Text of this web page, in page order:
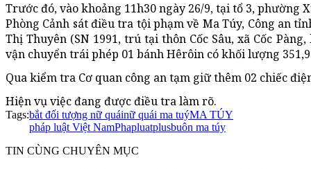
Trước đó, vào khoảng 11h30 ngày 26/9, tại tổ 3, phường
Phòng Cảnh sát điều tra tội phạm về Ma Túy, Công an
Thị Thuyên (SN 1991, trú tại thôn Cốc Sâu, xã Cốc
vận chuyển trái phép 01 bánh Hêrôin có khối lượng
Qua kiểm tra Cơ quan công an tạm giữ thêm 02 chiếc
Hiện vụ việc đang được điều tra làm rõ.
Tags:bắt đối tượng nữ quáinữ quái ma tuýMA TÚY
pháp luật Việt NamPhapluatplusbuôn ma túy
TIN CÙNG CHUYÊN MỤC